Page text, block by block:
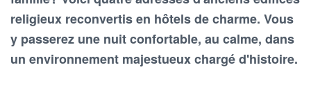
religieux reconvertis en hôtels de charme. Vous
y passerez une nuit confortable, au calme, dans
un environnement majestueux chargé d'histoire.